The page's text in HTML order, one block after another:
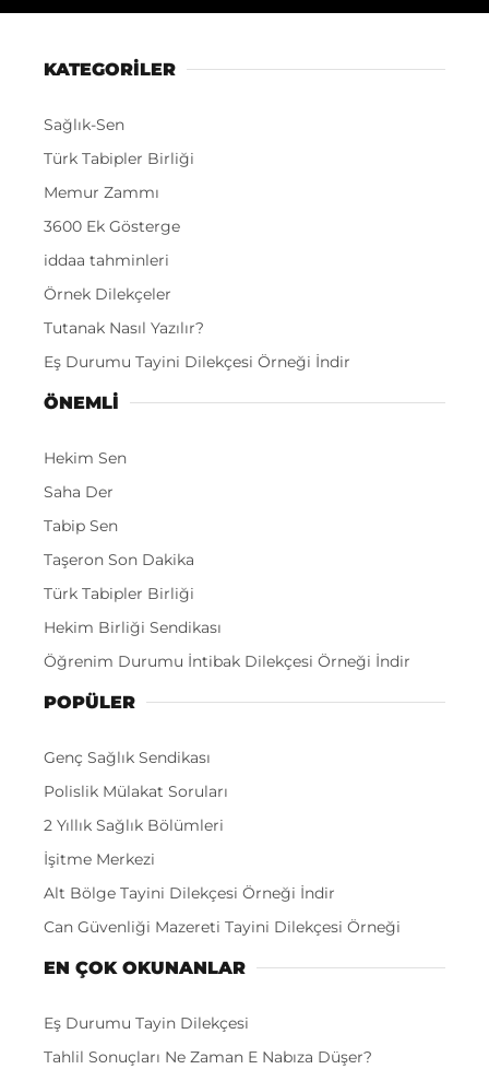
KATEGORİLER
Sağlık-Sen
Türk Tabipler Birliği
Memur Zammı
3600 Ek Gösterge
iddaa tahminleri
Örnek Dilekçeler
Tutanak Nasıl Yazılır?
Eş Durumu Tayini Dilekçesi Örneği İndir
ÖNEMLI
Hekim Sen
Saha Der
Tabip Sen
Taşeron Son Dakika
Türk Tabipler Birliği
Hekim Birliği Sendikası
Öğrenim Durumu İntibak Dilekçesi Örneği İndir
POPÜLER
Genç Sağlık Sendikası
Polislik Mülakat Soruları
2 Yıllık Sağlık Bölümleri
İşitme Merkezi
Alt Bölge Tayini Dilekçesi Örneği İndir
Can Güvenliği Mazereti Tayini Dilekçesi Örneği
EN ÇOK OKUNANLAR
Eş Durumu Tayin Dilekçesi
Tahlil Sonuçları Ne Zaman E Nabıza Düşer?